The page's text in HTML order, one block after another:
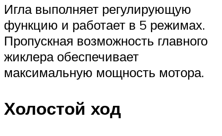
Игла выполняет регулирующую
функцию и работает в 5 режимах.
Пропускная возможность главного
жиклера обеспечивает
максимальную мощность мотора.
Холостой ход